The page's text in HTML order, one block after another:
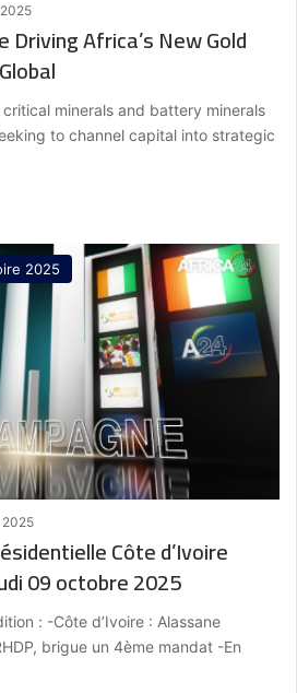
Africa’s New Gold
minerals and battery minerals
to channel capital into strategic
2025
Côte d’Ivoire
09 octobre 2025
: -Côte d’Ivoire : Alassane
brigue un 4ème mandat -En